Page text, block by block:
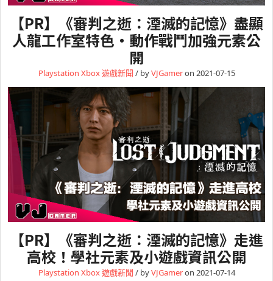
【PR】《審判之逝：湮滅的記憶》盡顯
人龍工作室特色・動作戰鬥加強元素公
開
Playstation Xbox遊戲新聞 / byVJGameron 2021-07-15
【PR】《審判之逝：湮滅的記憶》走進
高校！學社元素及小遊戲資訊公開
Playstation Xbox遊戲新聞 / byVJGameron 2021-07-14